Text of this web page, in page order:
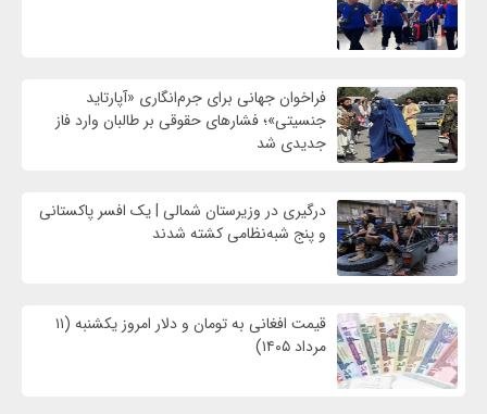
فراخوان جهانی برای جرم‌انگاری «آپارتاید
جنسیتی»؛ فشارهای حقوقی بر طالبان وارد فاز
جدیدی شد
درگیری در وزیرستان شمالی | یک افسر پاکستانی
و پنج شبه‌نظامی کشته شدند
قیمت افغانی به تومان و دلار امروز یکشنبه (۱۱
مرداد ۱۴۰۵)